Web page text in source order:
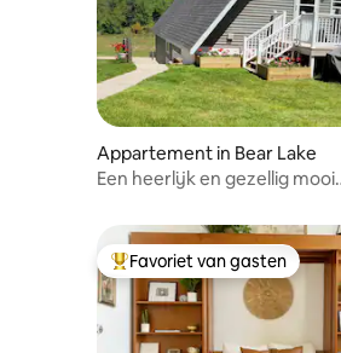
Appartement in Bear Lake
Een heerlijk en gezellig mooi
Topfavoriet van gasten
Favoriet van gasten